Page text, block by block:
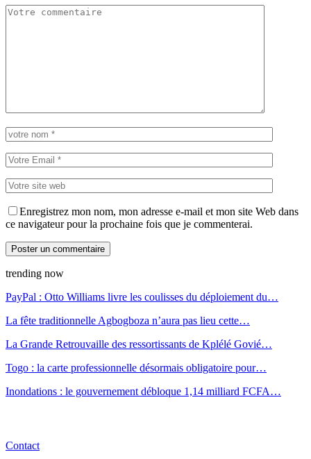
Enregistrez mon nom, mon adresse e-mail et mon site Web dans
ce navigateur pour la prochaine fois que je commenterai.
trending now
PayPal : Otto Williams livre les coulisses du déploiement du…
La fête traditionnelle Agbogboza n’aura pas lieu cette…
La Grande Retrouvaille des ressortissants de Kplélé Govié…
Togo : la carte professionnelle désormais obligatoire pour…
Inondations : le gouvernement débloque 1,14 milliard FCFA…
Contact